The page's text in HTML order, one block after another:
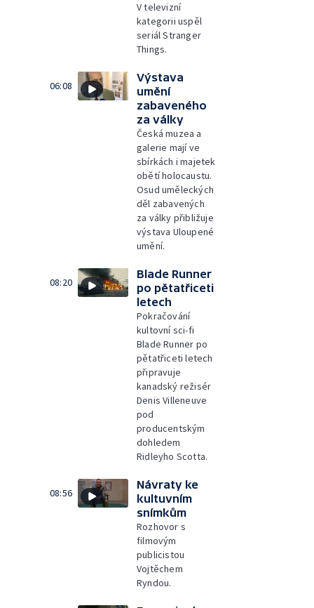
V televizní
kategorii uspěl
seriál Stranger
Things.
06:08
Výstava
umění
zabaveného
za války
Česká muzea a
galerie mají ve
sbírkách i majetek
obětí holocaustu.
Osud uměleckých
děl zabavených
za války přibližuje
výstava Uloupené
umění.
08:20
Blade Runner
po pětatřiceti
letech
Pokračování
kultovní sci-fi
Blade Runner po
pětatřiceti letech
připravuje
kanadský režisér
Denis Villeneuve
pod
producentským
dohledem
Ridleyho Scotta.
08:56
Návraty ke
kultuvním
snímkům
Rozhovor s
filmovým
publicistou
Vojtěchem
Ryndou.